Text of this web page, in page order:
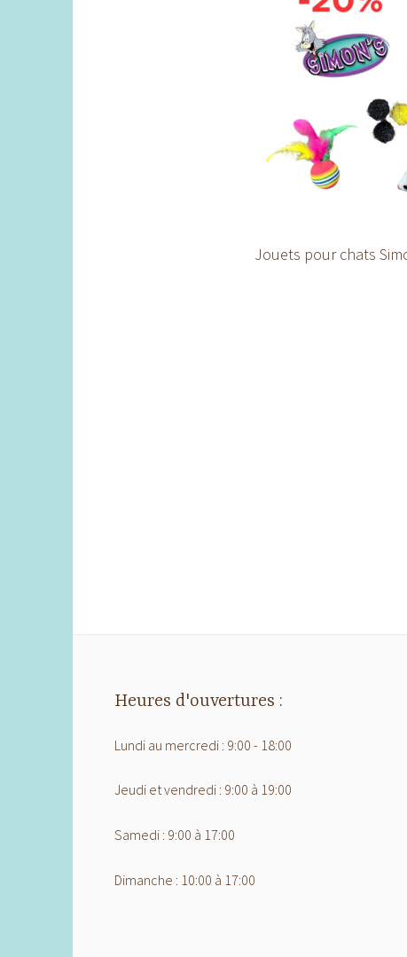
Jouets pour chats
Heures d'ouvertures :
Lundi au mercredi : 9:00 - 18:00
Jeudi et vendredi : 9:00 à 19:00
Samedi : 9:00 à 17:00
Dimanche : 10:00 à 17:00